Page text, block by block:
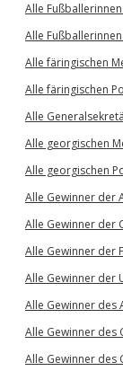
Alle
Alle
Alle färingischen
Alle färingischen
Alle
Alle georgischen
Alle georgischen
Alle Gewinner der
Alle Gewinner der
Alle Gewinner der
Alle Gewinner der
Alle Gewinner des
Alle Gewinner des
Alle Gewinner des